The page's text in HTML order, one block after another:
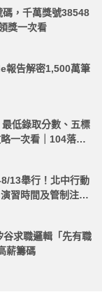
，千萬獎號38548
獎一次看
報告解密1,500萬筆
低錄取分數、五標
一次看｜104落點
13舉行！北中行動
習時間及管制注意
求職邏輯「先有職
薪籌碼